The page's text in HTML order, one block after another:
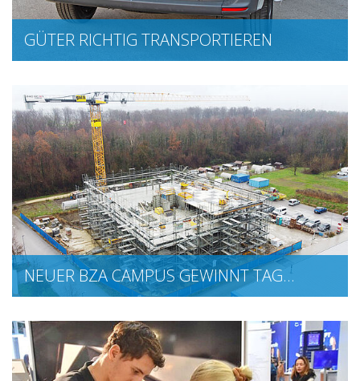
GÜTER RICHTIG TRANSPORTIEREN
NEUER BZA CAMPUS GEWINNT TAG…